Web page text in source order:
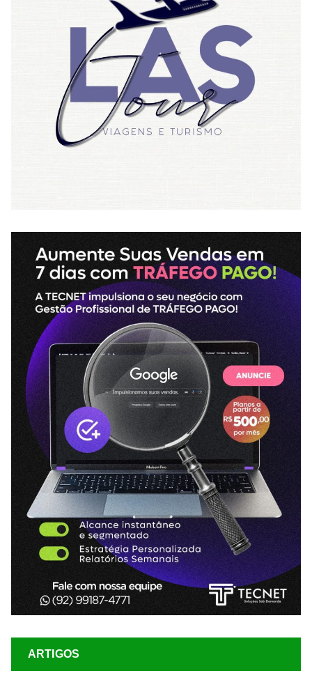
ARTIGOS